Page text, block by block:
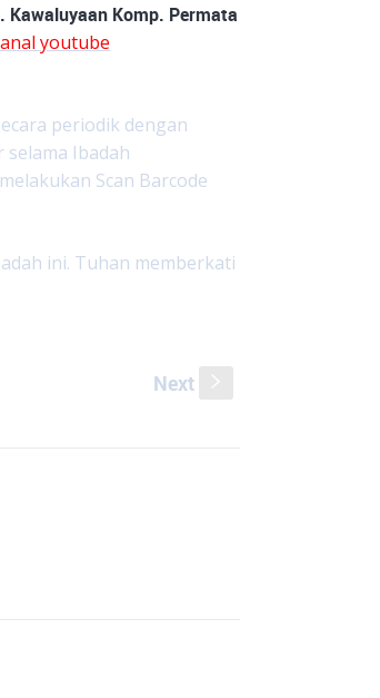
Kawaluyaan Komp. Permata
youtube
periodik dengan
selama Ibadah
Scan Barcode
ini. Tuhan memberkati
Next